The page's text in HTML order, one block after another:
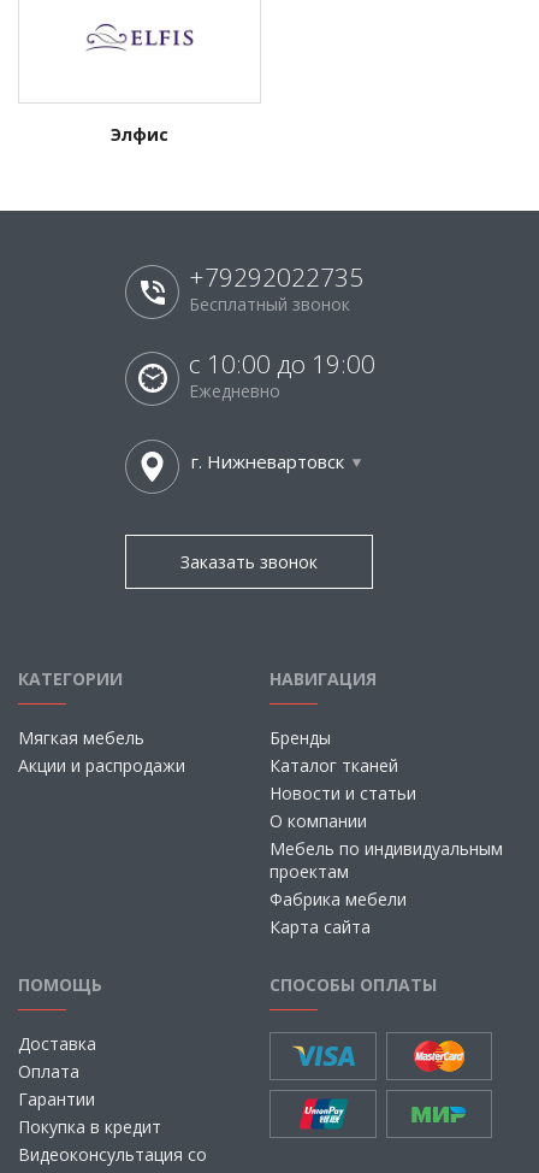
Элфис
+79292022735
Бесплатный звонок
с 10:00 до 19:00
Ежедневно
г. Нижневартовск
Заказать звонок
КАТЕГОРИИ
Мягкая мебель
Акции и распродажи
НАВИГАЦИЯ
Бренды
Каталог тканей
Новости и статьи
О компании
Мебель по индивидуальным
проектам
Фабрика мебели
Карта сайта
ПОМОЩЬ
Доставка
Оплата
Гарантии
Покупка в кредит
Видеоконсультация со
СПОСОБЫ ОПЛАТЫ